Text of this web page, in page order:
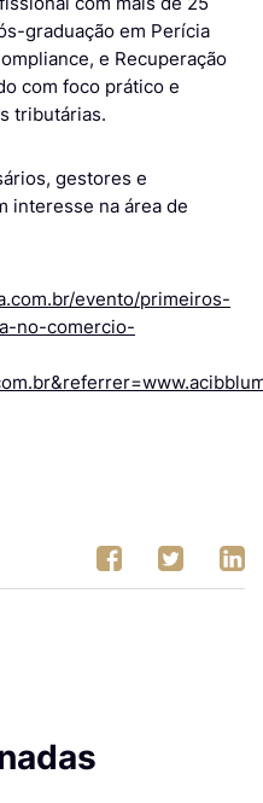
graduação em Perícia
e Recuperação
com foco prático e
tributárias.
gestores e
interesse na área de
evento/primeiros-
no-comercio-